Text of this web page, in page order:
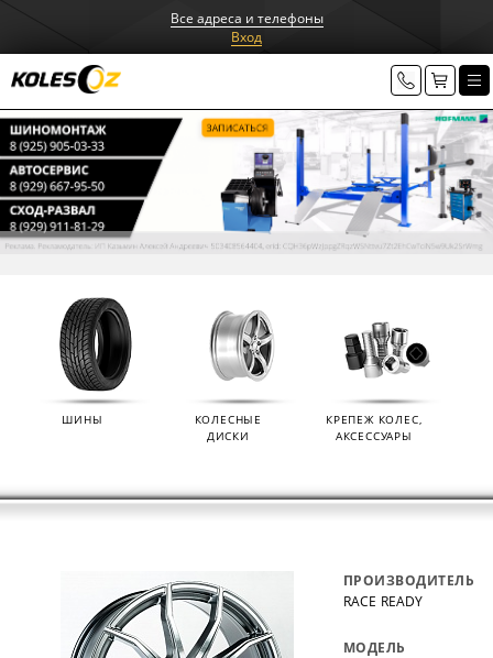
Все адреса и телефоны
Вход
ШИНЫ
КОЛЕСНЫЕ
ДИСКИ
КРЕПЕЖ КОЛЕС,
АКСЕССУАРЫ
ПРОИЗВОДИТЕЛЬ
RACE READY
МОДЕЛЬ